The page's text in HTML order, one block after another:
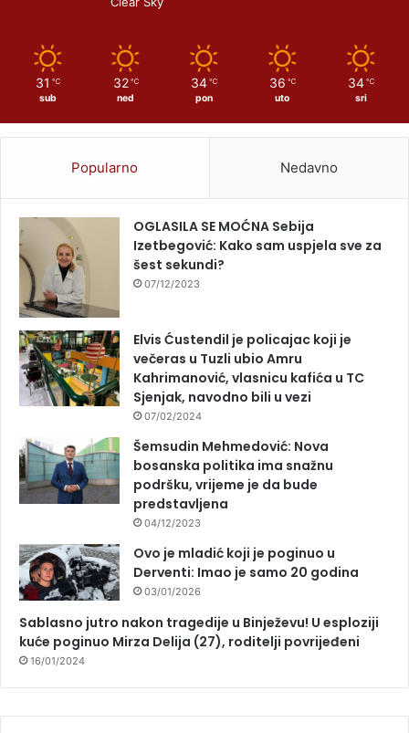
31 ℃
sub
32 ℃
ned
34 ℃
pon
36 ℃
uto
34 ℃
sri
Popularno Nedavno
OGLASILA SE MOĆNA Sebija
Izetbegović: Kako sam uspjela sve za
šest sekundi?
07/12/2023
Elvis Ćustendil je policajac koji je
večeras u Tuzli ubio Amru
Kahrimanović, vlasnicu kafića u TC
Sjenjak, navodno bili u vezi
07/02/2024
Šemsudin Mehmedović: Nova
bosanska politika ima snažnu
podršku, vrijeme je da bude
predstavljena
04/12/2023
Ovo je mladić koji je poginuo u
Derventi: Imao je samo 20 godina
03/01/2026
Sablasno jutro nakon tragedije u Binježevu! U esploziji
kuće poginuo Mirza Delija (27), roditelji povrijeđeni
16/01/2024